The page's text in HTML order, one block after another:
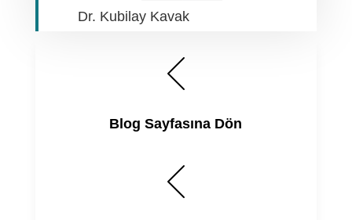
Dr. Kubilay Kavak
Blog Sayfasına Dön